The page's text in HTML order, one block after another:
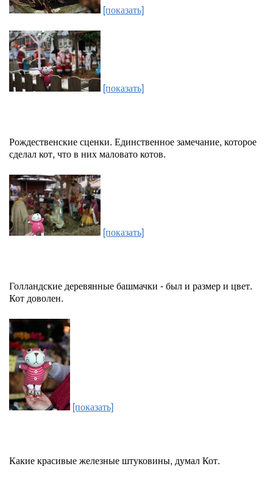
[показать]
[показать]
Рождественские сценки. Единственное замечание, которое
сделал кот, что в них маловато котов.
[показать]
Голландские деревянные башмачки - был и размер и цвет.
Кот доволен.
[показать]
Какие красивые железные штуковины, думал Кот.